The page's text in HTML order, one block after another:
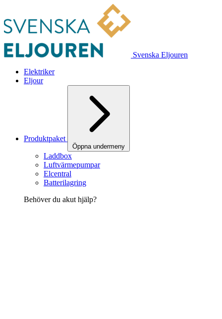
Svenska Eljouren
Elektriker
Eljour
Produktpaket
Öppna undermeny
Laddbox
Luftvärmepumpar
Elcentral
Batterilagring
Behöver du akut hjälp?